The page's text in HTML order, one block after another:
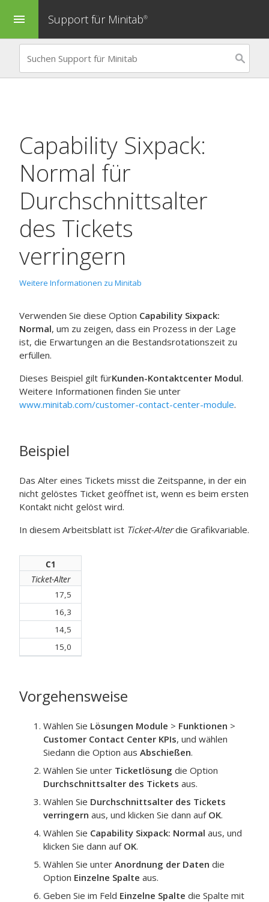
menu Support für Minitab®
Capability Sixpack:
Normal für
Durchschnittsalter
des Tickets
verringern
Weitere Informationen zu Minitab
Verwenden Sie diese Option Capability Sixpack:
Normal, um zu zeigen, dass ein Prozess in der Lage
ist, die Erwartungen an die Bestandsrotationszeit zu
erfüllen.
Dieses Beispiel gilt fürKunden-Kontaktcenter Modul.
Weitere Informationen finden Sie unter
www.minitab.com/customer-contact-center-module.
Beispiel
Das Alter eines Tickets misst die Zeitspanne, in der ein
nicht gelöstes Ticket geöffnet ist, wenn es beim ersten
Kontakt nicht gelöst wird.
In diesem Arbeitsblatt ist Ticket-Alterdie Grafikvariable.
C1
Ticket-Alter
17,5
16,3
14,5
15,0
Vorgehensweise
Wählen Sie Lösungen Module > Funktionen >
Customer Contact Center KPIs, und wählen
Siedann die Option aus Abschießen.
Wählen Sie unter Ticketlösung die Option
Durchschnittsalter des Tickets aus.
Wählen Sie Durchschnittsalter des Tickets
verringern aus, und klicken Sie dann auf OK.
Wählen Sie Capability Sixpack: Normal aus, und
klicken Sie dann auf OK.
Wählen Sie unter Anordnung der Daten die
Option Einzelne Spalte aus.
Geben Sie im Feld Einzelne Spalte die Spalte mit